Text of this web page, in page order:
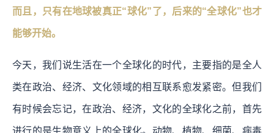
而且，只有在地球被真正“球化”了，后来的“全球化”也才
能够开始。
今天，我们说生活在一个全球化的时代，主要指的是全人
类在政治、经济、文化领域的相互联系愈发紧密。但我们
有时候会忘记，在政治、经济，文化的全球化之前，首先
进行的是生物意义上的全球化。动物、植物、细菌、病毒